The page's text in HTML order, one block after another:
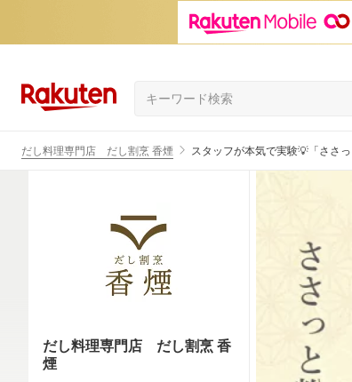
だし料理専門店 だし割烹 香煙 スタッフが本気で実験💡「ささ
だし料理専門店 だし割烹 香
煙